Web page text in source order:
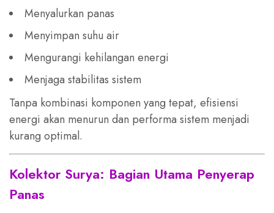
Menyalurkan panas
Menyimpan suhu air
Mengurangi kehilangan energi
Menjaga stabilitas sistem
Tanpa kombinasi komponen yang tepat, efisiensi
energi akan menurun dan performa sistem menjadi
kurang optimal.
Kolektor Surya: Bagian Utama Penyerap
Panas